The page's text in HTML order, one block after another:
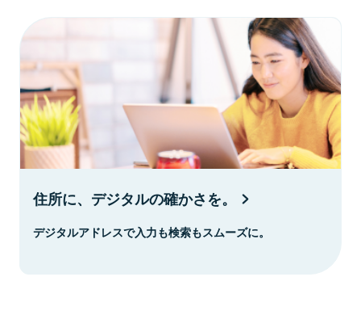
住所に、デジタルの確かさを。
デジタルアドレスで入力も検索もスムーズに。